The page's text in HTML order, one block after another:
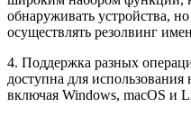
обнаруживать устройства,
осуществлять резолвинг
4. Поддержка разных
доступна для
включая Windows, macOS и